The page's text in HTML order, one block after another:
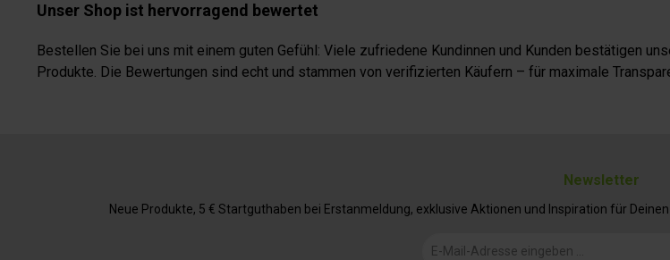
Unser Shop ist hervorragend bewertet
Bestellen Sie bei uns mit einem guten Gefühl: Viele zufriedene Kundinnen und Kunden bestätigen
Produkte. Die Bewertungen sind echt und stammen von verifizierten Käufern – für maximale
Newsletter
Neue Produkte, 5 € Startguthaben bei Erstanmeldung, exklusive Aktionen und Inspiration für